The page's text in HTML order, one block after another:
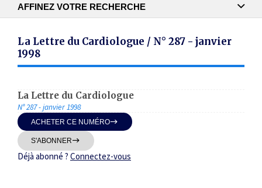
AFFINEZ VOTRE RECHERCHE
Thématiques
La Lettre du Cardiologue / N° 287 - janvier
1998
La Lettre du Cardiologue
N° 287 - janvier 1998
ACHETER CE NUMÉRO
S'ABONNER
Déjà abonné ? Connectez-vous